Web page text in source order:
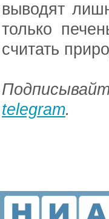
выводят
только
считать
telegram.